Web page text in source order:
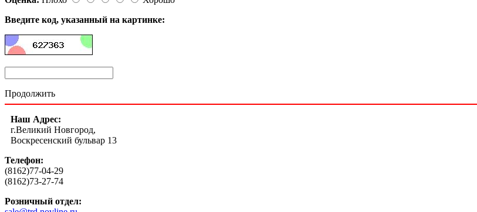
Введите код, указанный на картинке:
Продолжить
Наш Адрес:
г.Великий Новгород,
Воскресенский бульвар 13
Телефон:
(8162)77-04-29
(8162)73-27-74
Розничный отдел: